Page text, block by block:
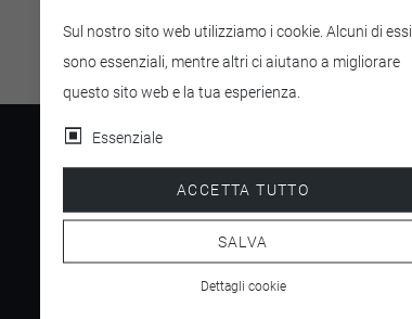
4.5
Sul nostro sito web utilizziamo i cookie. Alcuni di essi
sono essenziali, mentre altri ci aiutano a migliorare
questo sito web e la tua esperienza.
Essenziale
ACCETTA TUTTO
SALVA
Dettagli cookie